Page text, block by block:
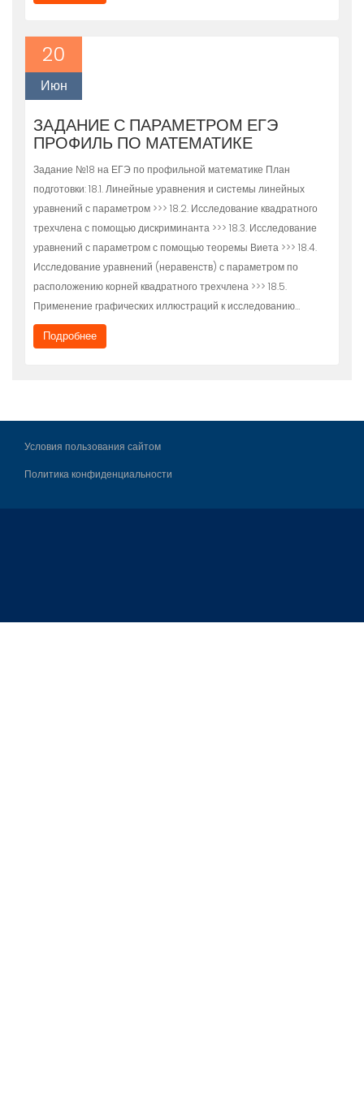
20
Июн
ЗАДАНИЕ С ПАРАМЕТРОМ ЕГЭ
ПРОФИЛЬ ПО МАТЕМАТИКЕ
Задание №18 на ЕГЭ по профильной математике План
подготовки: 18.1. Линейные уравнения и системы линейных
уравнений с параметром >>> 18.2. Исследование квадратного
трехчлена с помощью дискриминанта >>> 18.3. Исследование
уравнений с параметром с помощью теоремы Виета >>> 18.4.
Исследование уравнений (неравенств) с параметром по
расположению корней квадратного трехчлена >>> 18.5.
Применение графических иллюстраций к исследованию…
Подробнее
Условия пользования сайтом
Политика конфиденциальности